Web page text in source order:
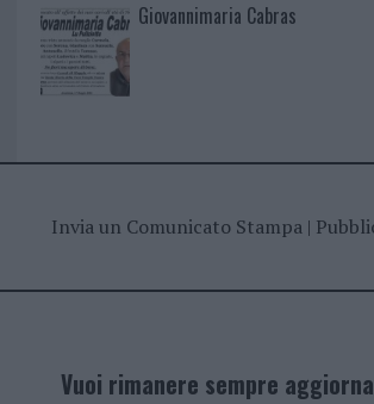
Giovannimaria Cabras
Invia un Comunicato Stampa|
Vuoi rimanere sempre